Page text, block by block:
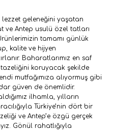
geleneğini yaşatan
ve Antep usulü özel tatları
tamamı günlük
kalite ve hijyen
Baharatlarımız en saf
koruyacak şekilde
mutfağımıza alıyormuş gibi
güven de önemlidir.
ilhamla, yılların
Türkiye’nin dört bir
ve Antep’e özgü gerçek
Gönül rahatlığıyla